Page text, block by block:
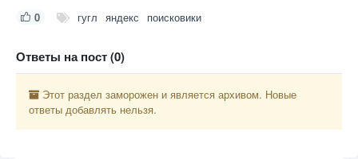
0 гугл яндекс поисковики
Ответы на пост (0)
Этот раздел заморожен и является архивом. Новые
ответы добавлять нельзя.